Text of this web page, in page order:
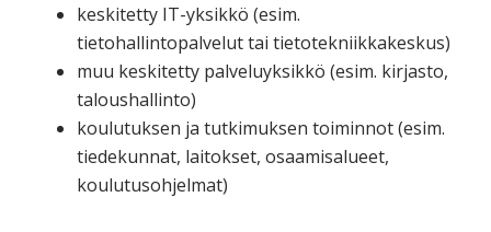
keskitetty IT-yksikkö (esim.
tietohallintopalvelut tai tietotekniikkakeskus)
muu keskitetty palveluyksikkö (esim. kirjasto,
taloushallinto)
koulutuksen ja tutkimuksen toiminnot (esim.
tiedekunnat, laitokset, osaamisalueet,
koulutusohjelmat)